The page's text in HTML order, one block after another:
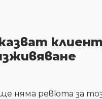
няма ревюта за